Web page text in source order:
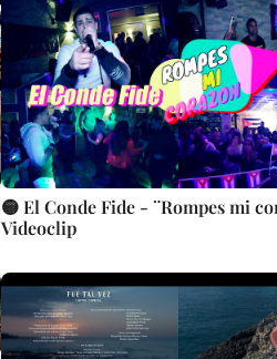
🟡 El Conde Fide - ¨Rompes mi
Videoclip